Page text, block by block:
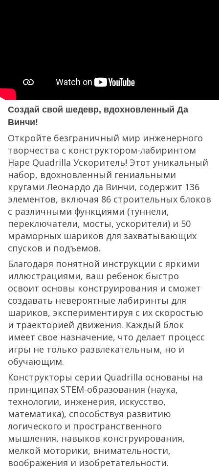
Создай свой шедевр, вдохновленный Да
Винчи!
Откройте безграничный мир инженерного
творчества с конструктором-лабиринтом
Hape Quadrilla Ускоритель! Этот уникальный
набор, вдохновленный гениальными
кругами Леонардо да Винчи, содержит 136
элементов, включая 86 строительных блоков
с различными функциями (туннели,
переключатели, мосты, ускорители) и 50
мраморных шариков для захватывающих
спусков и подъемов.
Благодаря понятной инструкции с яркими
иллюстрациями, ваш ребенок быстро
освоит основы конструирования и сможет
создавать невероятные лабиринты для
шариков, экспериментируя с их скоростью
и траекторией движения. Каждый блок
имеет свое назначение, что делает процесс
игры не только развлекательным, но и
обучающим.
Конструкторы серии Quadrilla основаны на
принципах STEM-образования (наука,
технологии, инженерия, искусство,
математика), способствуя развитию
логического и пространственного
мышления, навыков конструирования,
мелкой моторики, внимательности,
воображения и изобретательности.